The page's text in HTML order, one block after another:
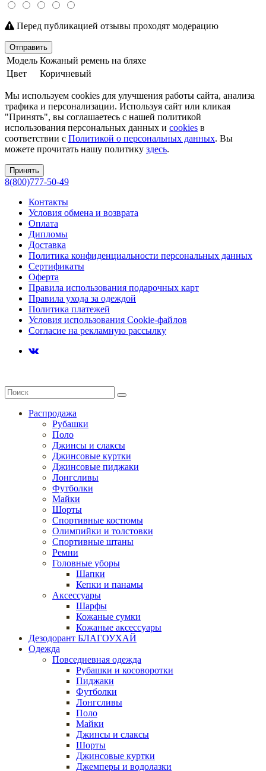
Перед публикацией отзывы проходят модерацию
Отправить
Модель Кожаный ремень на бляхе
Цвет
Коричневый
Мы используем cookies для улучшения работы сайта, анализа
трафика и персонализации. Используя сайт или кликая
"Принять", вы соглашаетесь с нашей политикой
использования персональных данных и cookies в
соответствии с Политикой о персональных данных. Вы
можете прочитать нашу политику здесь.
Принять
8(800)777-50-49
Контакты
Условия обмена и возврата
Оплата
Дипломы
Доставка
Политика конфиденциальности персональных данных
Сертификаты
Оферта
Правила использования подарочных карт
Правила ухода за одеждой
Политика платежей
Условия использования Cookie-файлов
Согласие на рекламную рассылку
Распродажа
Рубашки
Поло
Джинсы и слаксы
Джинсовые куртки
Джинсовые пиджаки
Лонгсливы
Футболки
Майки
Шорты
Спортивные костюмы
Олимпийки и толстовки
Спортивные штаны
Ремни
Головные уборы
Шапки
Кепки и панамы
Аксессуары
Шарфы
Кожаные сумки
Кожаные аксессуары
Дезодорант БЛАГОУХАЙ
Одежда
Повседневная одежда
Рубашки и косоворотки
Пиджаки
Футболки
Лонгсливы
Поло
Майки
Джинсы и слаксы
Шорты
Джинсовые куртки
Джемперы и водолазки